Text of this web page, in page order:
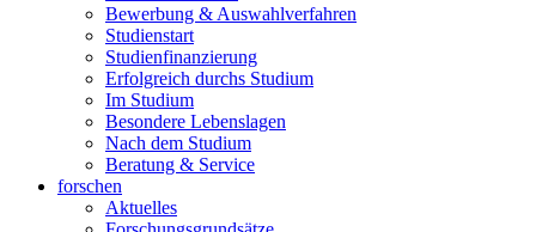
Bewerbung & Auswahlverfahren
Studienstart
Studienfinanzierung
Erfolgreich durchs Studium
Im Studium
Besondere Lebenslagen
Nach dem Studium
Beratung & Service
forschen
Aktuelles